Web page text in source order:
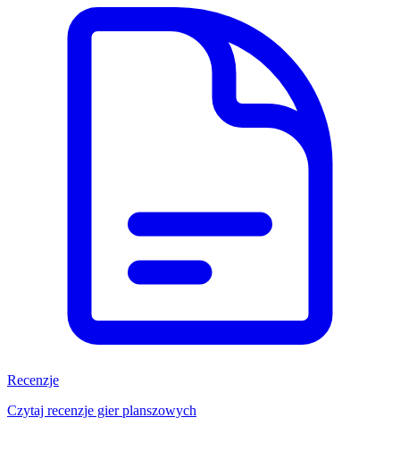
Recenzje
Czytaj recenzje gier planszowych